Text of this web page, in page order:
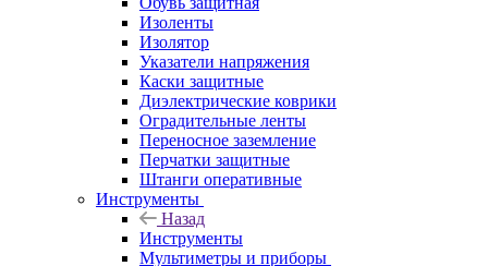
Изоленты
Изолятор
Указатели напряжения
Каски защитные
Диэлектрические коврики
Оградительные ленты
Переносное заземление
Перчатки защитные
Штанги оперативные
Инструменты
Назад
Инструменты
Мультиметры и приборы